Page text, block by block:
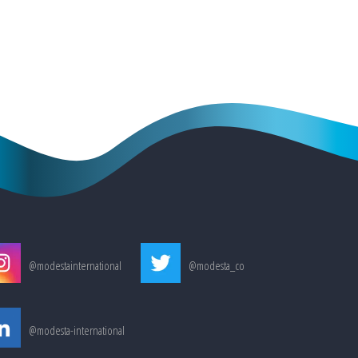
@modestainternational @modesta_co
@modesta-international